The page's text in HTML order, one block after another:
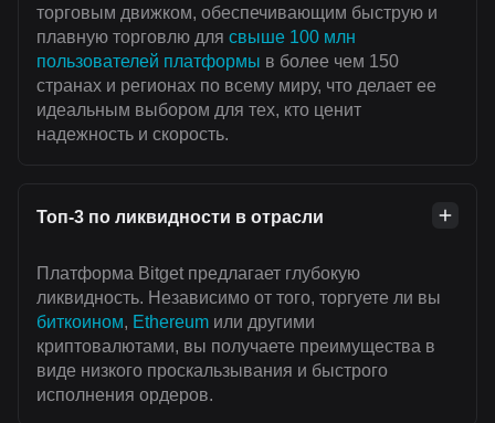
торговым движком, обеспечивающим быструю и
плавную торговлю для свыше 100 млн
пользователей платформы в более чем 150
странах и регионах по всему миру, что делает ее
идеальным выбором для тех, кто ценит
надежность и скорость.
Топ-3 по ликвидности в отрасли
Платформа Bitget предлагает глубокую
ликвидность. Независимо от того, торгуете ли вы
биткоином, Ethereum или другими
криптовалютами, вы получаете преимущества в
виде низкого проскальзывания и быстрого
исполнения ордеров.